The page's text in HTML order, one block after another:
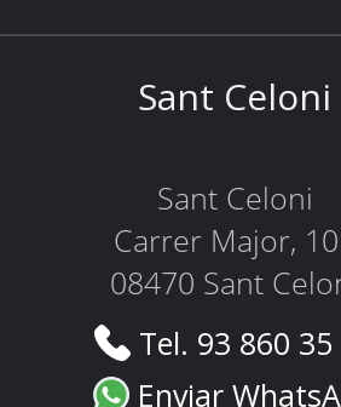
Sant Celoni
Sant Celoni
Carrer Major,
08470 Sant
Tel. 93 860
Enviar